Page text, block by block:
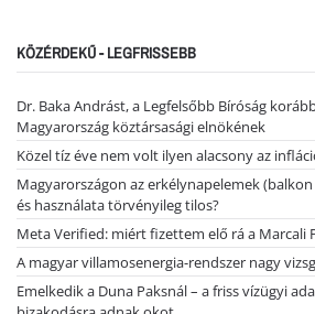
KÖZÉRDEKŰ - LEGFRISSEBB
Dr. Baka Andrást, a Legfelsőbb Bíróság
Magyarország köztársasági elnökének
Közel tíz éve nem volt ilyen alacsony az
Magyarországon az erkélynapelemek
és használata törvényileg tilos?
Meta Verified: miért fizettem elő rá a Marcali
A magyar villamosenergia-rendszer nagy
Emelkedik a Duna Paksnál – a friss vízügyi